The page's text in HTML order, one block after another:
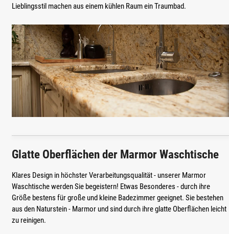
Lieblingsstil machen aus einem kühlen Raum ein Traumbad.
Glatte Oberflächen der Marmor Waschtische
Klares Design in höchster Verarbeitungsqualität - unserer Marmor
Waschtische werden Sie begeistern! Etwas Besonderes - durch ihre
Größe bestens für große und kleine Badezimmer geeignet. Sie bestehen
aus den Naturstein - Marmor und sind durch ihre glatte Oberflächen leicht
zu reinigen.